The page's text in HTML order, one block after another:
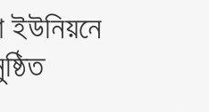
ইউনিয়নে